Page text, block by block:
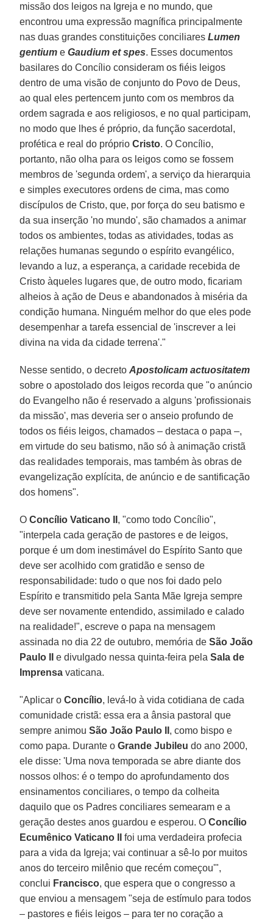
missão dos leigos na Igreja e no mundo, que
encontrou uma expressão magnífica principalmente
nas duas grandes constituições conciliaresLumen
gentium eGaudium et spes. Esses documentos
basilares do Concílio consideram os fiéis leigos
dentro de uma visão de conjunto do Povo de Deus,
ao qual eles pertencem junto com os membros da
ordem sagrada e aos religiosos, e no qual participam,
no modo que lhes é próprio, da função sacerdotal,
profética e real do próprioCristo. O Concílio,
portanto, não olha para os leigos como se fossem
membros de 'segunda ordem', a serviço da hierarquia
e simples executores ordens de cima, mas como
discípulos de Cristo, que, por força do seu batismo e
da sua inserção 'no mundo', são chamados a animar
todos os ambientes, todas as atividades, todas as
relações humanas segundo o espírito evangélico,
levando a luz, a esperança, a caridade recebida de
Cristo àqueles lugares que, de outro modo, ficariam
alheios à ação de Deus e abandonados à miséria da
condição humana. Ninguém melhor do que eles pode
desempenhar a tarefa essencial de 'inscrever a lei
divina na vida da cidade terrena'."
Nesse sentido, o decretoApostolicam actuositatem
sobre o apostolado dos leigos recorda que "o anúncio
do Evangelho não é reservado a alguns 'profissionais
da missão', mas deveria ser o anseio profundo de
todos os fiéis leigos, chamados – destaca o papa –,
em virtude do seu batismo, não só à animação cristã
das realidades temporais, mas também às obras de
evangelização explícita, de anúncio e de santificação
dos homens".
OConcílio Vaticano II , "como todo Concílio",
"interpela cada geração de pastores e de leigos,
porque é um dom inestimável do Espírito Santo que
deve ser acolhido com gratidão e senso de
responsabilidade: tudo o que nos foi dado pelo
Espírito e transmitido pela Santa Mãe Igreja sempre
deve ser novamente entendido, assimilado e calado
na realidade!", escreve o papa na mensagem
assinada no dia 22 de outubro, memória deSão João
Paulo II
e divulgado nessa quinta-feira pelaSala de
Imprensa vaticana.
"Aplicar oConcílio, levá-lo à vida cotidiana de cada
comunidade cristã: essa era a ânsia pastoral que
sempre animouSão João Paulo II , como bispo e
como papa. Durante oGrande Jubileu do ano 2000,
ele disse: 'Uma nova temporada se abre diante dos
nossos olhos: é o tempo do aprofundamento dos
ensinamentos conciliares, o tempo da colheita
daquilo que os Padres conciliares semearam e a
geração destes anos guardou e esperou. OConcílio
Ecumênico Vaticano II
foi uma verdadeira profecia
para a vida da Igreja; vai continuar a sê-lo por muitos
anos do terceiro milênio que recém começou'",
conclui Francisco, que espera que o congresso a
que enviou a mensagem "seja de estímulo para todos
– pastores e fiéis leigos – para ter no coração a